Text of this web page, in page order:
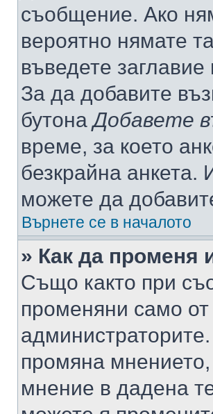
съобщение. Ако
вероятно нямате
въведете
За да добавите
бутонаДобавете
време, за което
безкрайна анкета.
можете да
Върнете се в началото
» Как да променя
Също както при
променяни само
промяна
мнение в дадена